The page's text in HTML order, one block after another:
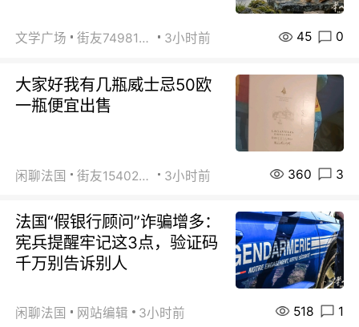
文学广场 街友74981146 3小时前 45 0
大家好我有几瓶威士忌50欧
一瓶便宜出售
闲聊法国 街友15402223 3小时前 360 3
法国“假银行顾问”诈骗增多：
宪兵提醒牢记这3点，验证码
千万别告诉别人
闲聊法国 网站编辑 3小时前 518 1